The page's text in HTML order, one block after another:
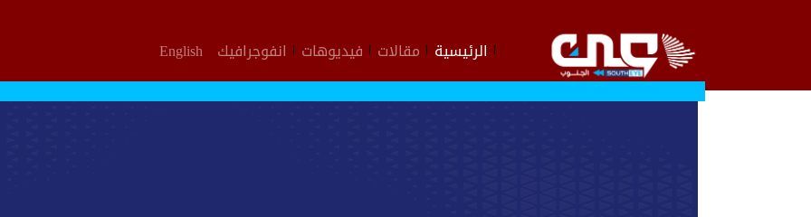
الرئيسية مقالات فيديوهات انفوجرافيك English